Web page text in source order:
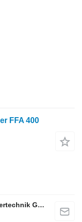
FFA 400
Carl Beutlhauser Kommunal- und Fördertechnik GmbH & Co. KG